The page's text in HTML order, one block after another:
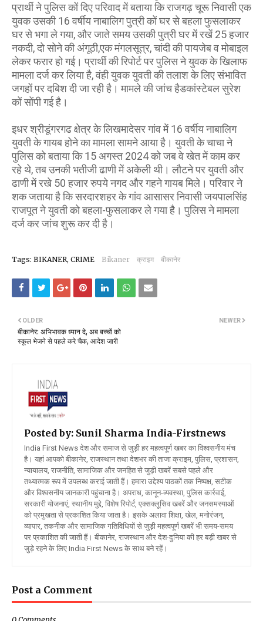
प्रार्थी ने पुलिस कों दिए परिवाद में बताया कि राजगढ़ चूरू निवासी एक
युवक उसकी 16 वर्षीय नाबालिग पुत्री कों घर से बहला फुसलाकर
घर से भगा ले गया, और जाते समय उसकी पुत्री घर में रखें 25 हजार
नकदी, दो सोने की अंगूठी,एक मंगलसूत्र, चांदी की पायजेब व मोबाइल
लेकर फरार हो गई। प्रार्थी की रिपोर्ट पर पुलिस ने युवक के खिलाफ
मामला दर्ज कर लिया है, वंही युवक युवती की तलाश के लिए संभावित
जगहों पर दबिश दी जा रही है। मामले की जांच हैडकांस्टेबल सुरेश
कों सोंपी गई है।
इधर श्रीडूंगरगढ क्षेत्र के लिखमादेसर गांव में 16 वर्षीय नाबालिग
युवती के गायब होने का मामला सामने आया है। युवती के चाचा ने
पुलिस को बताया कि 15 अगस्त 2024 को जब वे खेत में काम कर
रहे थे, तब उनकी भतीजी ढाणी में अकेली थी। लौटने पर युवती और
ढाणी में रखे 50 हजार रुपये नगद और गहने गायब मिले। परिवार ने
शक जताया है कि सरदारशहर के गांव आसासर निवासी जयपालसिंह
राजपूत ने युवती को बहला-फुसलाकर ले गया है। पुलिस ने मामला
दर्ज कर जांच शुरू कर दी है।
Tags: BIKANER, CRIME Bikaner क्राइम बीकानेर
NEWER
OLDER
बीकानेर: अभिभावक ध्यान दे, अब बच्चों को
स्कूल भेजने से पहले करे चैक, आदेश जारी
Posted by: Sunil Sharma India-Firstnews
India First News देश और समाज से जुड़ी हर महत्वपूर्ण खबर का विश्वसनीय मंच
है। यहां आपको बीकानेर, राजस्थान तथा देशभर की ताजा क्राइम, पुलिस, प्रशासन,
न्यायालय, राजनीति, सामाजिक और जनहित से जुड़ी खबरें सबसे पहले और
तथ्यात्मक रूप में उपलब्ध कराई जाती हैं। हमारा उद्देश्य पाठकों तक निष्पक्ष, सटीक
और विश्वसनीय जानकारी पहुंचाना है। अपराध, कानून-व्यवस्था, पुलिस कार्रवाई,
सरकारी योजनाएं, स्थानीय मुद्दे, विशेष रिपोर्ट, एक्सक्लूसिव खबरें और जनसमस्याओं
को प्रमुखता से प्रकाशित किया जाता है। इसके अलावा शिक्षा, खेल, मनोरंजन,
व्यापार, तकनीक और सामाजिक गतिविधियों से जुड़ी महत्वपूर्ण खबरें भी समय-समय
पर प्रकाशित की जाती हैं। बीकानेर, राजस्थान और देश-दुनिया की हर बड़ी खबर से
जुड़े रहने के लिए India First News के साथ बने रहें।
Post a Comment